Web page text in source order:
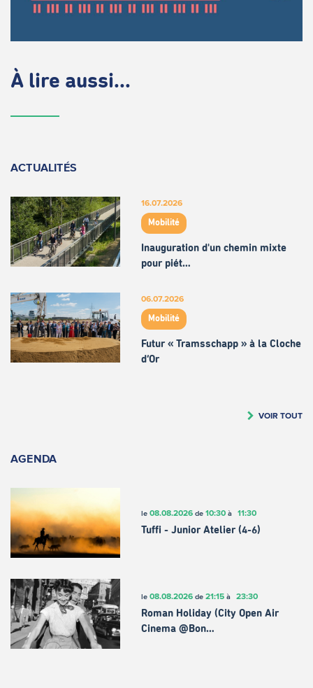
À lire aussi...
ACTUALITÉS
16.07.2026
Mobilité
Inauguration d'un chemin mixte
pour piét…
06.07.2026
Mobilité
Futur « Tramsschapp » à la Cloche
d’Or
VOIR TOUT
AGENDA
le 08.08.2026de 10:30à 11:30
Tuffi - Junior Atelier (4-6)
le 08.08.2026de 21:15à 23:30
Roman Holiday (City Open Air
Cinema @Bon…